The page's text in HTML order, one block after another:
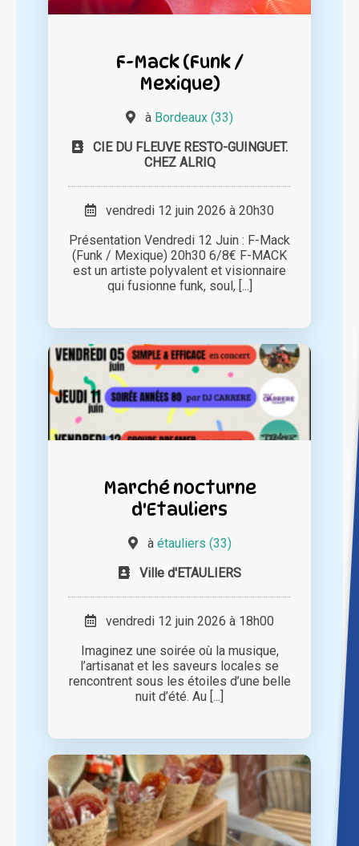
F-Mack (Funk /
Mexique)
à Bordeaux (33)
CIE DU FLEUVE RESTO-GUINGUET.
CHEZ ALRIQ
vendredi 12 juin 2026 à 20h30
Présentation Vendredi 12 Juin : F-Mack
(Funk / Mexique) 20h30 6/8€ F-MACK
est un artiste polyvalent et visionnaire
qui fusionne funk, soul, [...]
Marché nocturne
d'Etauliers
à étauliers (33)
Ville d'ETAULIERS
vendredi 12 juin 2026 à 18h00
Imaginez une soirée où la musique,
l’artisanat et les saveurs locales se
rencontrent sous les étoiles d’une belle
nuit d’été. Au [...]